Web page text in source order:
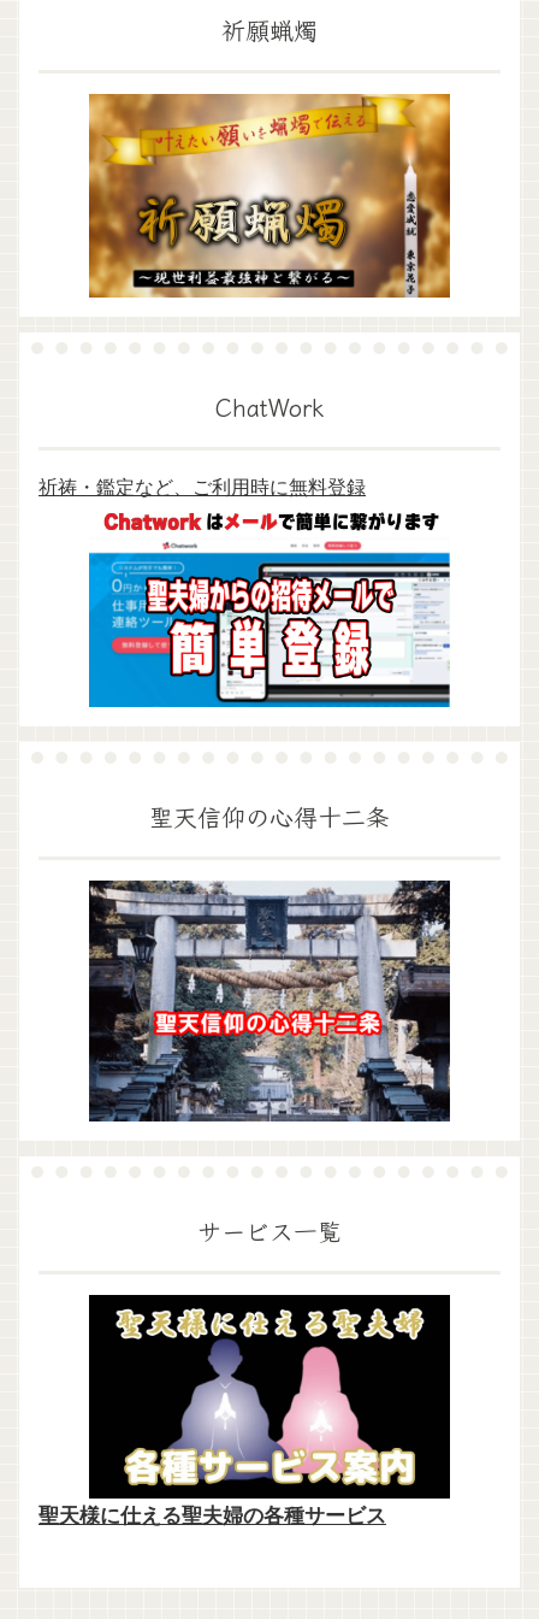
祈願蝋燭
ChatWork
祈祷・鑑定など、ご利用時に無料登録
聖天信仰の心得十二条
サービス一覧
聖天様に仕える聖夫婦の各種サービス